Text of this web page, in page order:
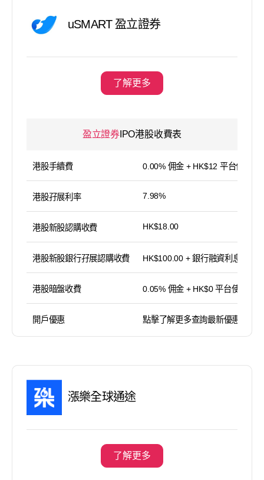
uSMART 盈立證券
了解更多
盈立證券IPO港股收費表
港股手續費 0.00% 佣金 + HK$12 平台使用費
港股孖展利率 7.98%
港股新股認購收費 HK$18.00
港股新股銀行孖展認購收費 HK$100.00 + 銀行融資利息
港股暗盤收費 0.05% 佣金 + HK$0 平台使用費
開戶優惠 點擊了解更多查詢最新優惠
漲樂全球通途
了解更多